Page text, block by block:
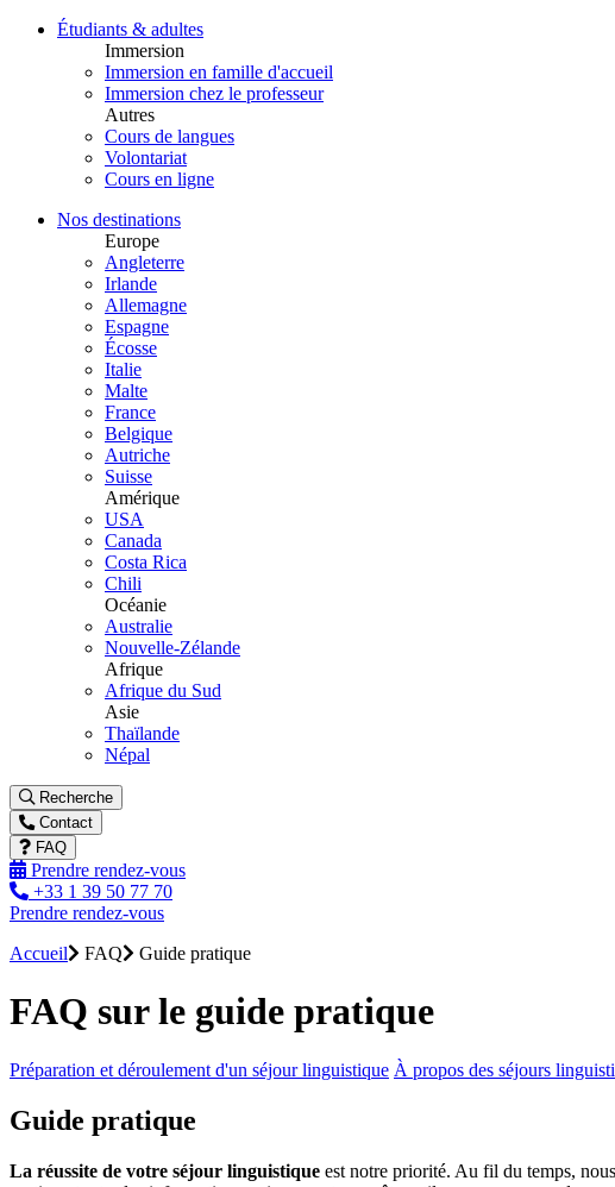
Étudiants & adultes
Immersion
Immersion en famille d'accueil
Immersion chez le professeur
Autres
Cours de langues
Volontariat
Cours en ligne
Nos destinations
Europe
Angleterre
Irlande
Allemagne
Espagne
Écosse
Italie
Malte
France
Belgique
Autriche
Suisse
Amérique
USA
Canada
Costa Rica
Chili
Océanie
Australie
Nouvelle-Zélande
Afrique
Afrique du Sud
Asie
Thaïlande
Népal
Recherche
Contact
FAQ
Prendre rendez-vous
+33 1 39 50 77 70
Prendre rendez-vous
Accueil
FAQ Guide pratique
FAQ sur le guide pratique
Préparation et déroulement d'un séjour linguistique À propos des séjours
Guide pratique
La réussite de votre séjour linguistique est notre priorité. Au fil du temps,